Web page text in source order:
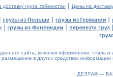
груза Узбекистан | Цены на
| грузы из Польши | грузы из Германии |
| грузы из Финляндии | перевезти груз
сайта, включая оформление, стиль и
в других средствах
ДЕЛЛА® —